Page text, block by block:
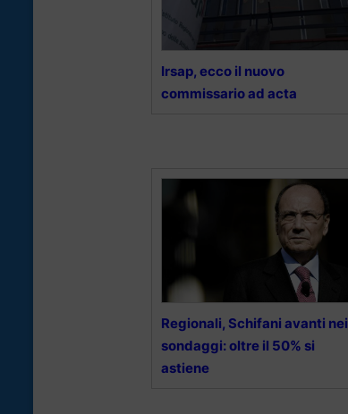
Irsap, ecco il nuovo
commissario ad acta
Regionali, Schifani avanti nei
sondaggi: oltre il 50% si
astiene